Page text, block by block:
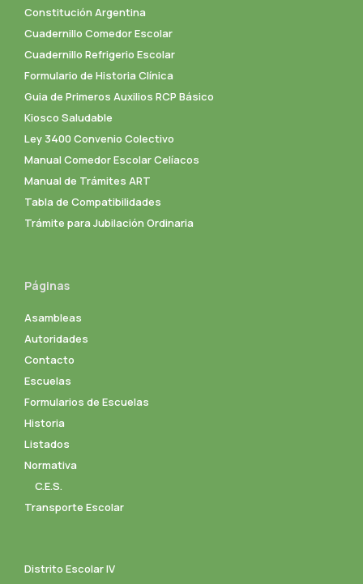
Constitución Argentina
Cuadernillo Comedor Escolar
Cuadernillo Refrigerio Escolar
Formulario de Historia Clínica
Guia de Primeros Auxilios RCP Básico
Kiosco Saludable
Ley 3400 Convenio Colectivo
Manual Comedor Escolar Celíacos
Manual de Trámites ART
Tabla de Compatibilidades
Trámite para Jubilación Ordinaria
Páginas
Asambleas
Autoridades
Contacto
Escuelas
Formularios de Escuelas
Historia
Listados
Normativa
C.E.S.
Transporte Escolar
Distrito Escolar IV